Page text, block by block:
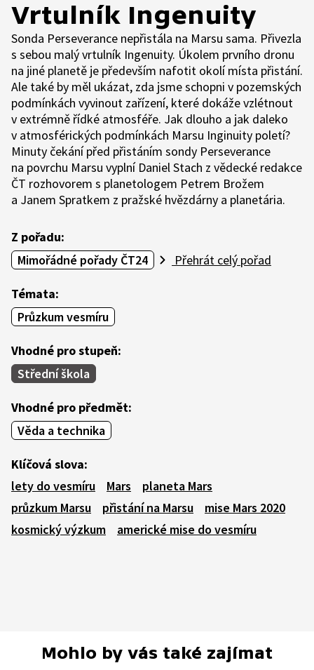
Vrtulník Ingenuity
Sonda Perseverance nepřistála na Marsu sama. Přivezla
s sebou malý vrtulník Ingenuity. Úkolem prvního dronu
na jiné planetě je především nafotit okolí místa přistání.
Ale také by měl ukázat, zda jsme schopni v pozemských
podmínkách vyvinout zařízení, které dokáže vzlétnout
v extrémně řídké atmosféře. Jak dlouho a jak daleko
v atmosférických podmínkách Marsu Inginuity poletí?
Minuty čekání před přistáním sondy Perseverance
na povrchu Marsu vyplní Daniel Stach z vědecké redakce
ČT rozhovorem s planetologem Petrem Brožem
a Janem Spratkem z pražské hvězdárny a planetária.
Z pořadu:
Mimořádné pořady ČT24
Přehrát celý pořad
Témata:
Průzkum vesmíru
Vhodné pro stupeň:
Střední škola
Vhodné pro předmět:
Věda a technika
Klíčová slova:
lety do vesmíru
Mars
planeta Mars
průzkum Marsu
přistání na Marsu
mise Mars 2020
kosmický výzkum
americké mise do vesmíru
Mohlo by vás také zajímat